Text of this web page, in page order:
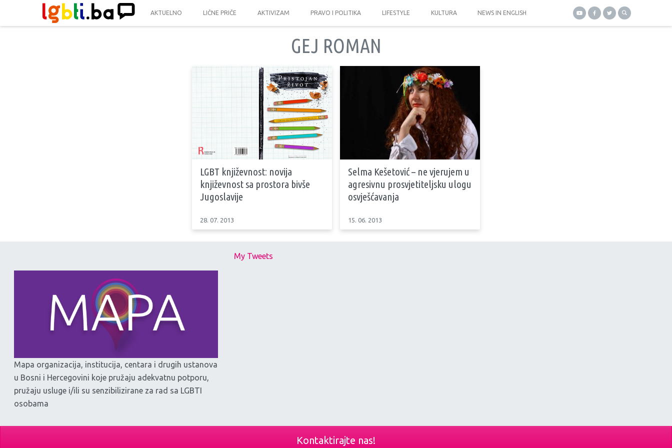
AKTUELNO LIČNE PRIČE AKTIVIZAM PRAVO I POLITIKA LIFESTYLE KULTURA NEWS IN ENGLISH
GEJ ROMAN
LGBT književnost: novija
književnost sa prostora bivše
Jugoslavije
28. 07. 2013
Selma Kešetović – ne vjerujem u
agresivnu prosvjetiteljsku ulogu
osvješćavanja
15. 06. 2013
Mapa organizacija, institucija, centara i drugih ustanova
u Bosni i Hercegovini koje pružaju adekvatnu potporu,
pružaju usluge i/ili su senzibilizirane za rad sa LGBTI
osobama
My Tweets
Kontaktirajte nas!